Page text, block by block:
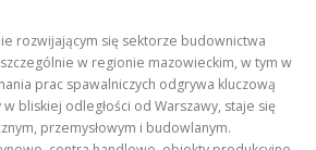
rozwijającym się sektorze budownictwa
w regionie mazowieckim, w tym w
prac spawalniczych odgrywa kluczową
bliskiej odległości od Warszawy, staje się
przemysłowym i budowlanym.